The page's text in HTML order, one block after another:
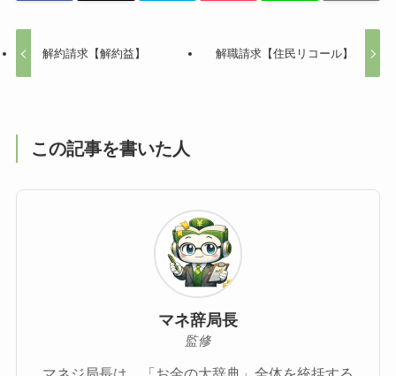
解約請求【解約益】 解職請求【住民リコール】
この記事を書いた人
マネ辞局長
監修